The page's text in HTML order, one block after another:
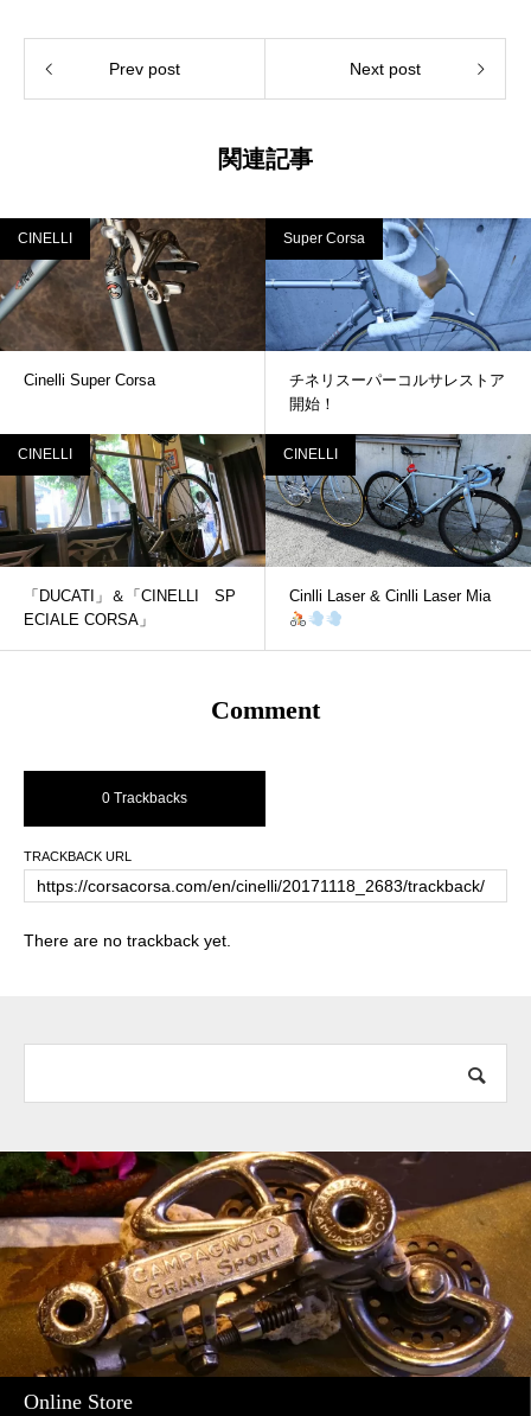
Prev post Next post
関連記事
CINELLI
Cinelli Super Corsa
Super Corsa
チネリスーパーコルサレストア
開始！
CINELLI
「DUCATI」＆「CINELLI SP
ECIALE CORSA」
CINELLI
Cinlli Laser & Cinlli Laser Mia
Comment
0 Trackbacks
TRACKBACK URL
There are no trackback yet.
Online Store